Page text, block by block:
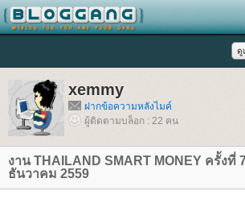
xemmy
ฝากข้อความหลังไมค์
ผู้ติดตามบล็อก : 22 คน
งาน THAILAND SMART MONEY ครั้งที่
ธันวาคม 2559